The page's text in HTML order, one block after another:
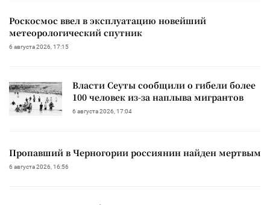
Роскосмос ввел в эксплуатацию новейший
метеорологический спутник
6 августа 2026, 17:15
Власти Сеуты сообщили о гибели более
100 человек из-за наплыва мигрантов
6 августа 2026, 17:04
Пропавший в Черногории россиянин найден мертвым
6 августа 2026, 16:56